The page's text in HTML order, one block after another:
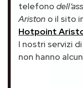
telefono
Ariston o il sito
Hotpoint
I nostri servizi
non hanno